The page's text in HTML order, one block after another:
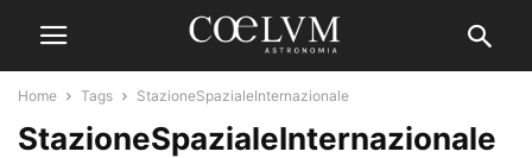
Home Tags StazioneSpazialeInternazionale
StazioneSpazialeInternazionale